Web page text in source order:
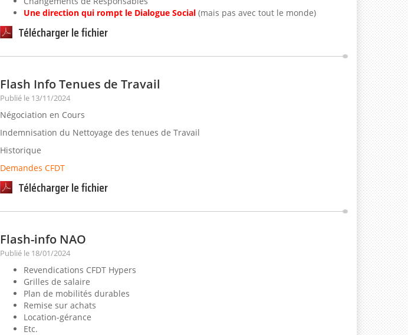
Une direction qui rompt le Dialogue Social (mais pas avec tout le monde)
Télécharger le fichier
Flash Info Tenues de Travail
Publié le 13/11/2024
Négociation en Cours
Indemnisation du Nettoyage des tenues de Travail
Historique
Demandes CFDT
Télécharger le fichier
Flash-info NAO
Publié le 18/01/2024
Revendications CFDT Hypers
Grilles de salaire
Plan de mobilités durables
Remise sur achats
Location-gérance
Etc.